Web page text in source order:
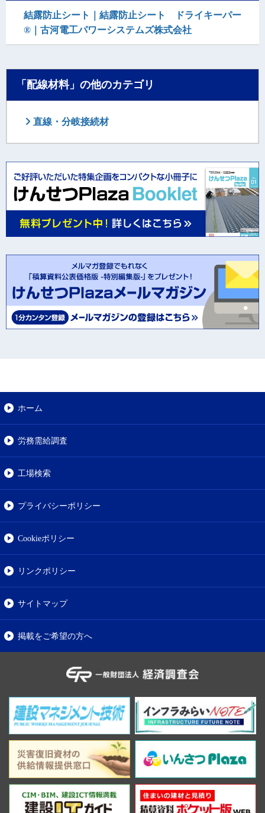
結露防止シート｜結露防止シート ドライキーパー
®｜古河電工パワーシステムズ株式会社
「配線材料」の他のカテゴリ
直線・分岐接続材
ホーム
労務需給調査
工場検索
プライバシーポリシー
Cookieポリシー
リンクポリシー
サイトマップ
掲載をご希望の方へ